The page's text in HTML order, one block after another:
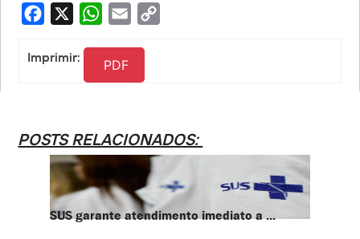
Facebook WhatsApp
Email
Imprimir: PDF
POSTS RELACIONADOS:
SUS garante atendimento imediato a ...